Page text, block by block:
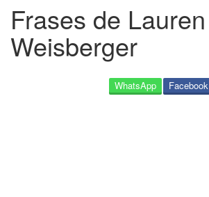
Frases de Lauren
Weisberger
Facebook
WhatsApp